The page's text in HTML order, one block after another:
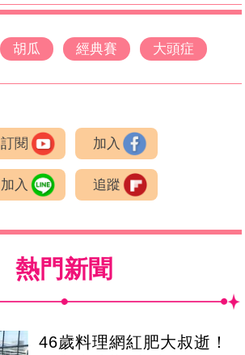
胡瓜 經典賽 大頭症
訂閱 加入
加入 追蹤
熱門新聞
46歲料理網紅肥大叔逝！